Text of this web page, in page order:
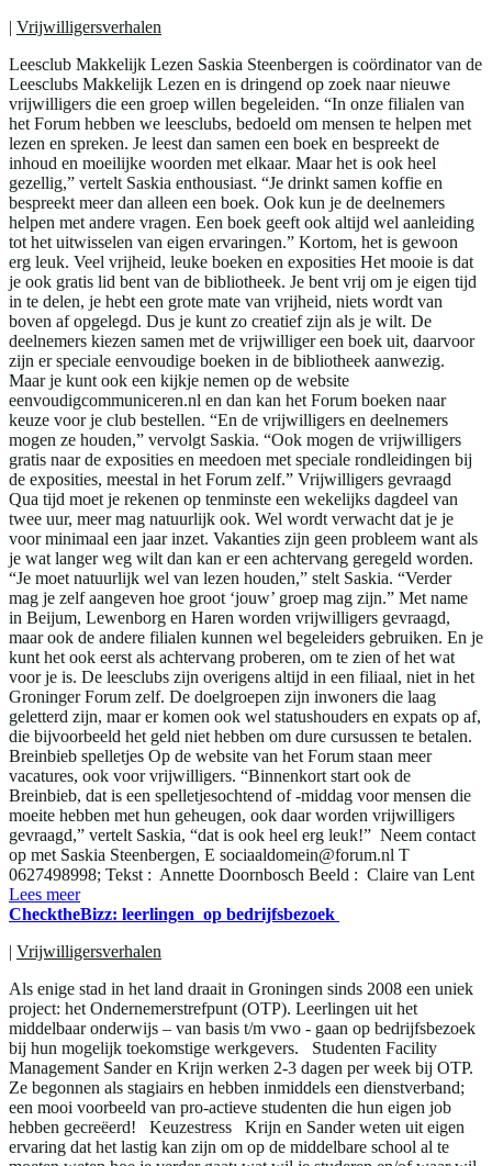
| Vrijwilligersverhalen
Leesclub Makkelijk Lezen Saskia Steenbergen is coördinator van de
Leesclubs Makkelijk Lezen en is dringend op zoek naar nieuwe
vrijwilligers die een groep willen begeleiden. “In onze filialen van
het Forum hebben we leesclubs, bedoeld om mensen te helpen met
lezen en spreken. Je leest dan samen een boek en bespreekt de
inhoud en moeilijke woorden met elkaar. Maar het is ook heel
gezellig,” vertelt Saskia enthousiast. “Je drinkt samen koffie en
bespreekt meer dan alleen een boek. Ook kun je de deelnemers
helpen met andere vragen. Een boek geeft ook altijd wel aanleiding
tot het uitwisselen van eigen ervaringen.” Kortom, het is gewoon
erg leuk. Veel vrijheid, leuke boeken en exposities Het mooie is dat
je ook gratis lid bent van de bibliotheek. Je bent vrij om je eigen tijd
in te delen, je hebt een grote mate van vrijheid, niets wordt van
boven af opgelegd. Dus je kunt zo creatief zijn als je wilt. De
deelnemers kiezen samen met de vrijwilliger een boek uit, daarvoor
zijn er speciale eenvoudige boeken in de bibliotheek aanwezig.
Maar je kunt ook een kijkje nemen op de website
eenvoudigcommuniceren.nl en dan kan het Forum boeken naar
keuze voor je club bestellen. “En de vrijwilligers en deelnemers
mogen ze houden,” vervolgt Saskia. “Ook mogen de vrijwilligers
gratis naar de exposities en meedoen met speciale rondleidingen bij
de exposities, meestal in het Forum zelf.” Vrijwilligers gevraagd
Qua tijd moet je rekenen op tenminste een wekelijks dagdeel van
twee uur, meer mag natuurlijk ook. Wel wordt verwacht dat je je
voor minimaal een jaar inzet. Vakanties zijn geen probleem want als
je wat langer weg wilt dan kan er een achtervang geregeld worden.
“Je moet natuurlijk wel van lezen houden,” stelt Saskia. “Verder
mag je zelf aangeven hoe groot ‘jouw’ groep mag zijn.” Met name
in Beijum, Lewenborg en Haren worden vrijwilligers gevraagd,
maar ook de andere filialen kunnen wel begeleiders gebruiken. En je
kunt het ook eerst als achtervang proberen, om te zien of het wat
voor je is. De leesclubs zijn overigens altijd in een filiaal, niet in het
Groninger Forum zelf. De doelgroepen zijn inwoners die laag
geletterd zijn, maar er komen ook wel statushouders en expats op af,
die bijvoorbeeld het geld niet hebben om dure cursussen te betalen.
Breinbieb spelletjes Op de website van het Forum staan meer
vacatures, ook voor vrijwilligers. “Binnenkort start ook de
Breinbieb, dat is een spelletjesochtend of -middag voor mensen die
moeite hebben met hun geheugen, ook daar worden vrijwilligers
gevraagd,” vertelt Saskia, “dat is ook heel erg leuk!” Neem contact
op met Saskia Steenbergen, E sociaaldomein@forum.nl T
0627498998; Tekst : Annette Doornbosch Beeld : Claire van Lent
Lees meer
ChecktheBizz: leerlingen op bedrijfsbezoek
| Vrijwilligersverhalen
Als enige stad in het land draait in Groningen sinds 2008 een uniek
project: het Ondernemerstrefpunt (OTP). Leerlingen uit het
middelbaar onderwijs – van basis t/m vwo - gaan op bedrijfsbezoek
bij hun mogelijk toekomstige werkgevers. Studenten Facility
Management Sander en Krijn werken 2-3 dagen per week bij OTP.
Ze begonnen als stagiairs en hebben inmiddels een dienstverband;
een mooi voorbeeld van pro-actieve studenten die hun eigen job
hebben gecreëerd! Keuzestress Krijn en Sander weten uit eigen
ervaring dat het lastig kan zijn om op de middelbare school al te